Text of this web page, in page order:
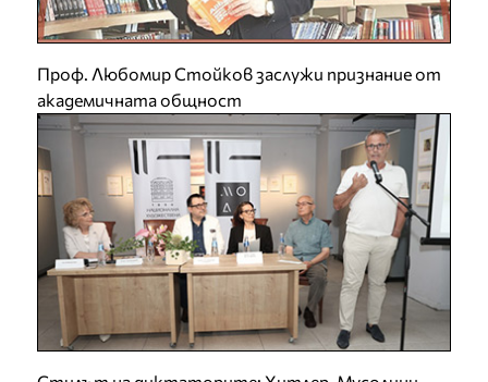
Проф. Любомир Стойков заслужи признание от
академичната общност